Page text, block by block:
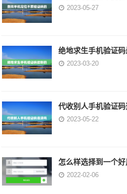
2023-05-27
绝地求生手机验证
2023-03-20
代收别人手机验证
2023-05-22
怎么样选择到一个
2022-02-06